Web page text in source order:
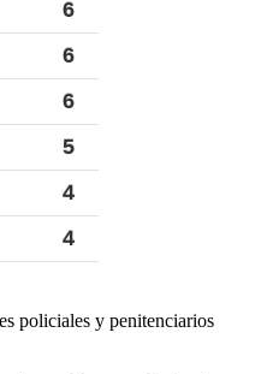
policiales y penitenciarios